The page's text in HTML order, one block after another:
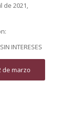
2021,
INTERESES
de marzo